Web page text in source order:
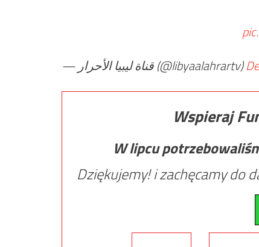
— قناة ليبيا الأحرار (@libyaalahrartv)
Wspieraj
W lipcu
Dziękujemy! i zachęcamy do